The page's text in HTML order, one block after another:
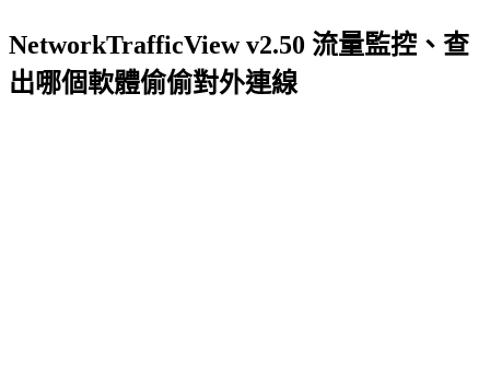
NetworkTrafficView v2.50 流量監控、查
出哪個軟體偷偷對外連線